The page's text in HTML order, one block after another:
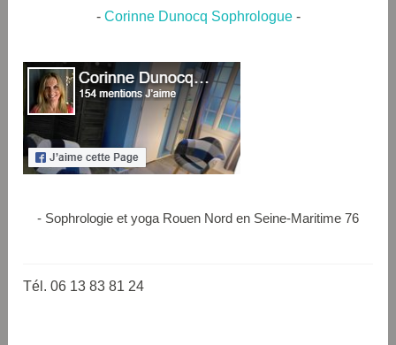
- Corinne Dunocq Sophrologue-
- Sophrologie et yoga Rouen Nord en Seine-Maritime 76
Tél. 06 13 83 81 24